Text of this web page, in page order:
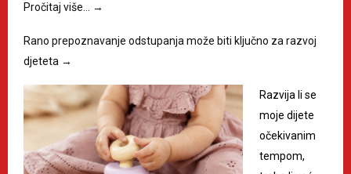
Pročitaj više… →
Rano prepoznavanje odstupanja može biti ključno za razvoj
djeteta →
Razvija li se
moje dijete
očekivanim
tempom,